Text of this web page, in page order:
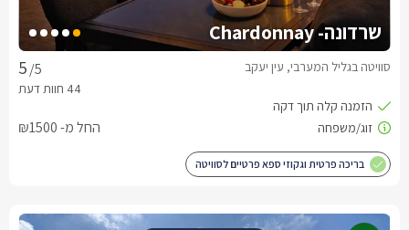
שרדונה- Chardonnay
/5 סוויטה בגליל המערבי, עין יעקב
החל מ- ₪1500
בריכה פרטית וגקוזי ספא פרטיים לסוויטה